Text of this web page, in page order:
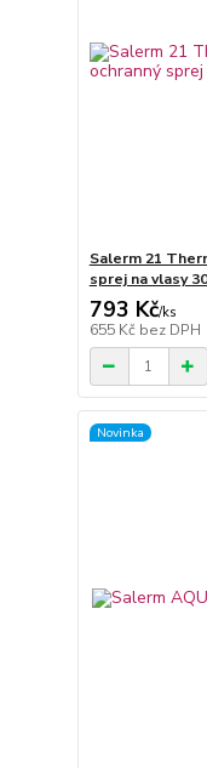
Salerm 21
sprej na vlasy
793 Kč/ks
655 Kč bez DPH
Novinka